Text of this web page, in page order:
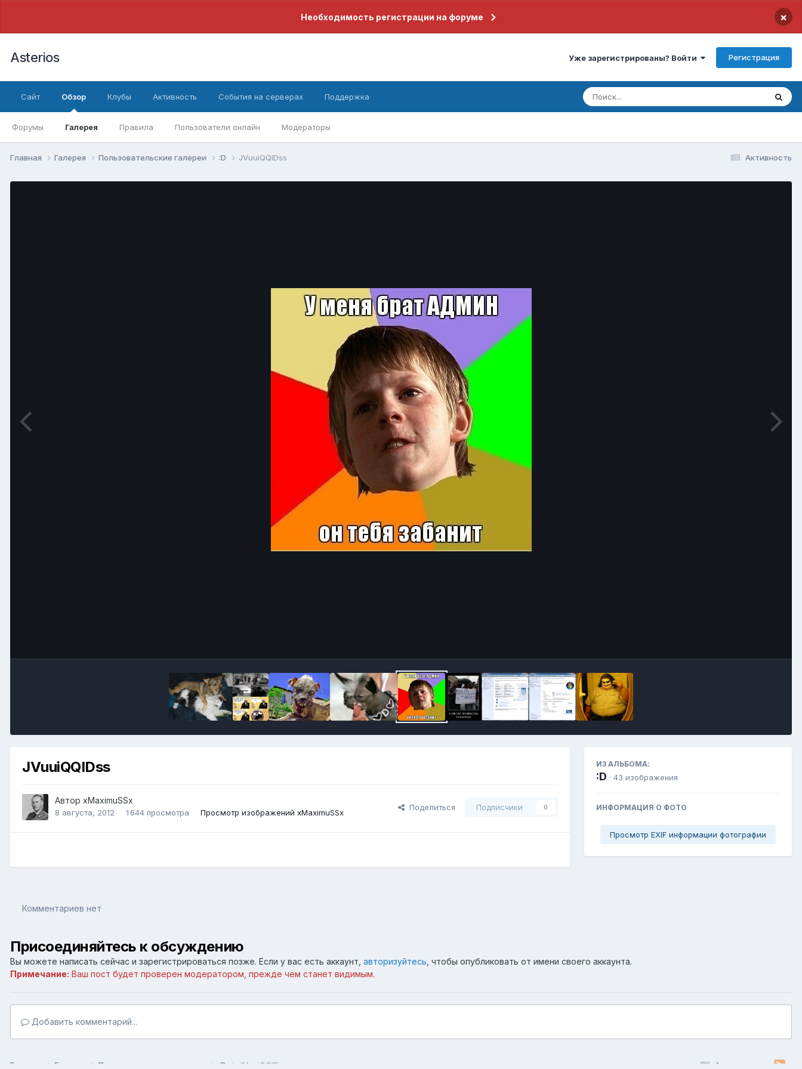
Необходимость регистрации на форуме ×
Asterios Уже зарегистрированы? Войти Регистрация
Сайт Обзор
Форумы Галерея Правила Пользователи онлайн Модераторы
Клубы Активность События на серверах Поддержка
Активность
Главная Галерея Пользовательские галереи :D JVuuiQQIDss
JVuuiQQIDss
Автор xMaximuSSx
8 августа, 2012 1 644 просмотра Просмотр изображений xMaximuSSx
Поделиться Подписчики 0
ИЗ АЛЬБОМА:
:D · 43 изображения
ИНФОРМАЦИЯ О ФОТО
Просмотр EXIF информации фотографии
Комментариев нет
Присоединяйтесь к обсуждению
Вы можете написать сейчас и зарегистрироваться позже. Если у вас есть аккаунт, авторизуйтесь , чтобы опубликовать от имени своего аккаунта.
Примечание: Ваш пост будет проверен модератором, прежде чем станет видимым.
Добавить комментарий...
Активность
Главная Галерея Пользовательские галереи :D JVuuiQQIDss